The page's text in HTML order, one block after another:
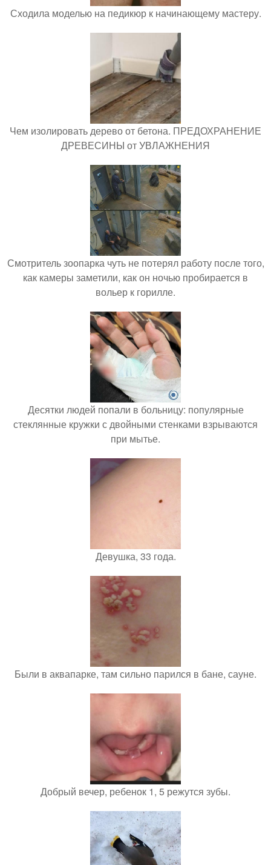
Сходила моделью на педикюр к начинающему мастеру.
Чем изолировать дерево от бетона. ПРЕДОХРАНЕНИЕ
ДРЕВЕСИНЫ от УВЛАЖНЕНИЯ
Смотритель зоопарка чуть не потерял работу после того,
как камеры заметили, как он ночью пробирается в
вольер к горилле.
Десятки людей попали в больницу: популярные
стеклянные кружки с двойными стенками взрываются
при мытье.
Девушка, 33 года.
Были в аквапарке, там сильно парился в бане, сауне.
Добрый вечер, ребенок 1, 5 режутся зубы.